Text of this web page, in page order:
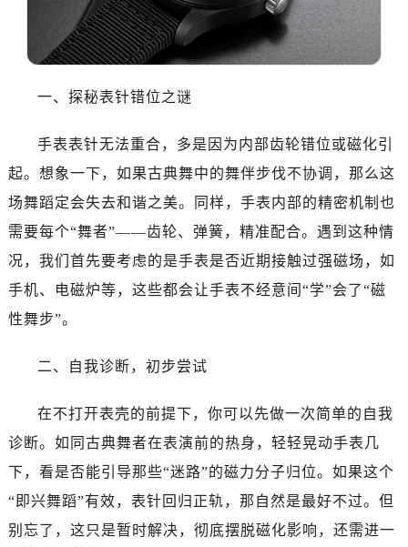
一、探秘表针错位之谜
手表表针无法重合，多是因为内部齿轮错位或磁化引
起。想象一下，如果古典舞中的舞伴步伐不协调，那么这
场舞蹈定会失去和谐之美。同样，手表内部的精密机制也
需要每个“舞者”——齿轮、弹簧，精准配合。遇到这种情
况，我们首先要考虑的是手表是否近期接触过强磁场，如
手机、电磁炉等，这些都会让手表不经意间“学”会了“磁
性舞步”。
二、自我诊断，初步尝试
在不打开表壳的前提下，你可以先做一次简单的自我
诊断。如同古典舞者在表演前的热身，轻轻晃动手表几
下，看是否能引导那些“迷路”的磁力分子归位。如果这个
“即兴舞蹈”有效，表针回归正轨，那自然是最好不过。但
别忘了，这只是暂时解决，彻底摆脱磁化影响，还需进一